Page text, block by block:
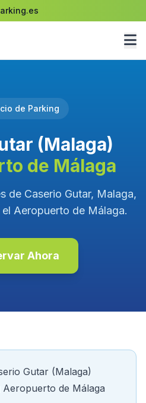
de Parking
(Malaga)
de Málaga
de Caserio Gutar, Malaga,
Aeropuerto de Málaga.
Ahora
Gutar (Malaga)
Aeropuerto de Málaga